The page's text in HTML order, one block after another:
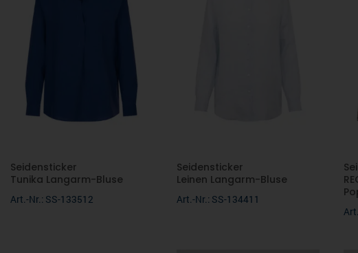
Seidensticker
Tunika Langarm-Bluse
Art.-Nr.: SS-133512
Seidensticker
Leinen Langarm-Bluse
Art.-Nr.: SS-134411